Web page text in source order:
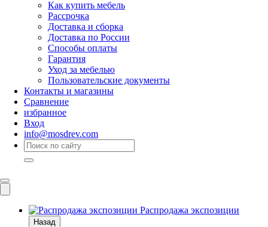
Как купить мебель
Рассрочка
Доставка и сборка
Доставка по России
Способы оплаты
Гарантия
Уход за мебелью
Пользовательские документы
Контакты и магазины
Сравнение
избранное
Вход
info@mosdrev.com
Распродажа экспозиции
Назад